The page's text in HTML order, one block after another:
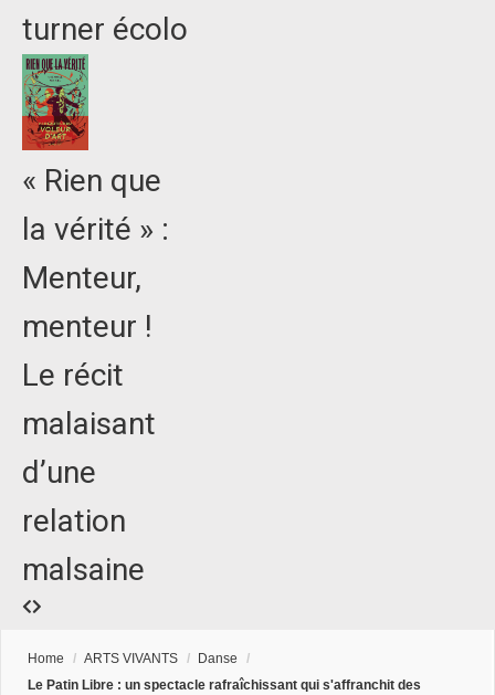
turner écolo
« Rien que
la vérité » :
Menteur,
menteur !
Le récit
malaisant
d’une
relation
malsaine
Home / ARTS VIVANTS / Danse
/
Le Patin Libre : un spectacle rafraîchissant qui s'affranchit des